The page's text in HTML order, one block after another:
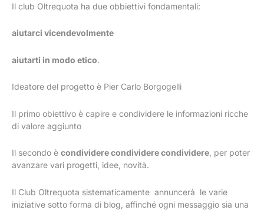
Il club Oltrequota ha due obbiettivi fondamentali:
aiutarci vicendevolmente
aiutarti in modo etico.
Ideatore del progetto è Pier Carlo Borgogelli
Il primo obiettivo è capire e condividere le informazioni ricche
di valore aggiunto
Il secondo è condividere condividere condividere, per poter
avanzare vari progetti, idee, novità.
Il Club Oltrequota sistematicamente annuncerà le varie
iniziative sotto forma di blog, affinché ogni messaggio sia una